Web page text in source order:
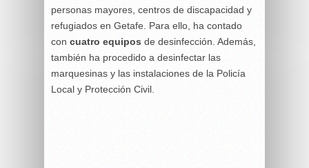
personas mayores, centros de discapacidad y
refugiados en Getafe. Para ello, ha contado
con cuatro equipos de desinfección. Además,
también ha procedido a desinfectar las
marquesinas y las instalaciones de la Policía
Local y Protección Civil.